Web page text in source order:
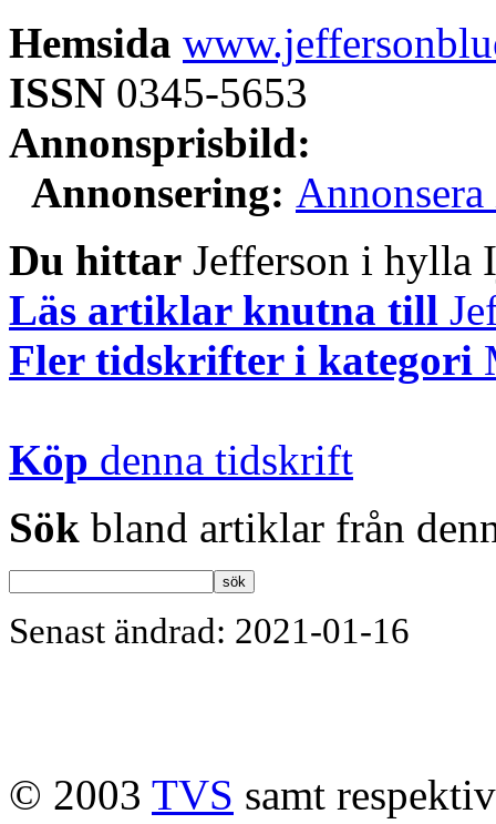
Hemsida
ISSN 0345-5653
Annonsprisbild:
Annonsering:
Du hittar Jefferson i hylla
Läs artiklar knutna till
Fler tidskrifter i kategori
Köp denna tidskrift
Sök bland artiklar från
Senast ändrad: 2021-01-16
© 2003 TVS samt